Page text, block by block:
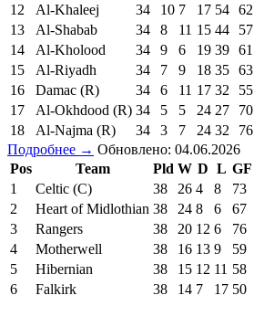
12
Al-Khaleej 34 10 7 17 54 62
13
Al-Shabab 34 8 11 15 44 57
14
Al-Kholood 34 9 6 19 39 61
15
Al-Riyadh 34 7 9 18 35 63
16
Damac (R) 34 6 11 17 32 55
17
Al-Okhdood (R) 34 5 5 24 27 70
18
Al-Najma (R) 34 3 7 24 32 76
Подробнее → Обновлено: 04.06.2026
Pos
Team Pld W D L GF
1
Celtic (C) 38 26 4 8 73
2
Heart of Midlothian 38 24 8 6 67
3
Rangers 38 20 12 6 76
4
Motherwell 38 16 13 9 59
5
Hibernian 38 15 12 11 58
6
Falkirk 38 14 7 17 50